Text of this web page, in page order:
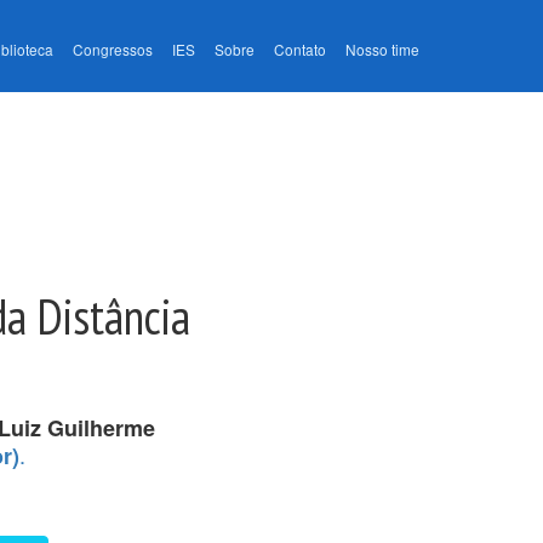
Congressos IES Sobre Contato Nosso time
Distância
Guilherme
.